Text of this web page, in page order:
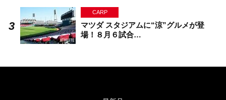
CARP
マツダ スタジアムに“涼”グルメが登
場！８月６試合…